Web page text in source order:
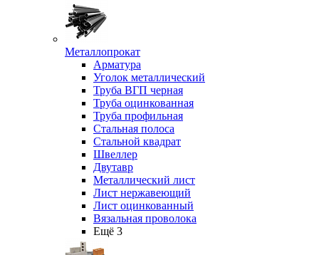
Металлопрокат
Арматура
Уголок металлический
Труба ВГП черная
Труба оцинкованная
Труба профильная
Стальная полоса
Стальной квадрат
Швеллер
Двутавр
Металлический лист
Лист нержавеющий
Лист оцинкованный
Вязальная проволока
Ещё 3